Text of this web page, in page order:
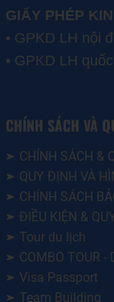
GIẤY PHÉP
• GPKD LH nội
• GPKD LH
CHÍNH SÁCH VÀ
CHÍNH SÁCH &
QUY ĐỊNH VÀ
CHÍNH SÁCH
ĐIỀU KIỆN &
Tour du lịch
COMBO TOUR -
Visa Passport
Team Building